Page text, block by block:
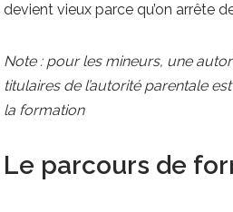
devient vieux parce qu’on arrête
Note : pour les mineurs, une
titulaires de l’autorité parentale
la formation
Le parcours de